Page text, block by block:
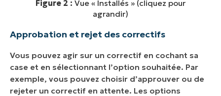
Figure 2 : Vue « Installés » (cliquez pour
agrandir)
Approbation et rejet des correctifs
Vous pouvez agir sur un correctif en cochant sa
case et en sélectionnant l’option souhaitée. Par
exemple, vous pouvez choisir d’approuver ou de
rejeter un correctif en attente. Les options